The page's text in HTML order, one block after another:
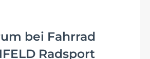
Steps DU-EP800 25/85Nm
bei Fahrrad
Radsport